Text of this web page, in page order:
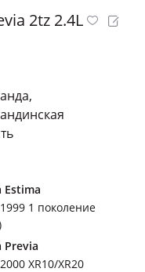
2tz 2.4L
Estima
1 поколение
Previa
XR10/XR20